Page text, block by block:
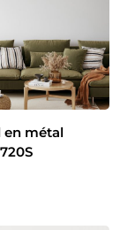
en métal